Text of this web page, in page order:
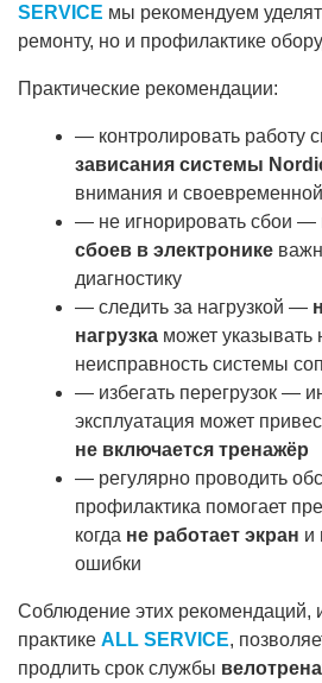
SERVICE мы рекомендуем
ремонту, но и профилактике
Практические рекомендации:
— контролировать
зависания системы
внимания и
— не игнорировать сбои —
сбоев в электронике
диагностику
— следить за нагрузкой —
нагрузка может указывать
неисправность системы
— избегать перегрузок —
эксплуатация может
не включается тренажёр
— регулярно проводить
профилактика помогает
когда не работает экран и
ошибки
Соблюдение этих рекомендаций,
практике ALL SERVICE,
продлить срок службы